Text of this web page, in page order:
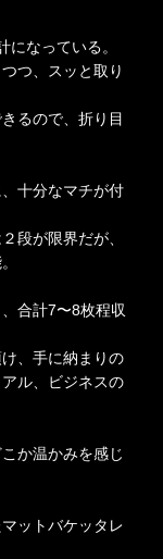
なっている。
つ、スッと取り
るので、折り目
十分なマチが付
段が限界だが、
合計7〜8枚程収
、手に納まりの
ル、ビジネスの
か温かみを感じ
ットバケッタレ